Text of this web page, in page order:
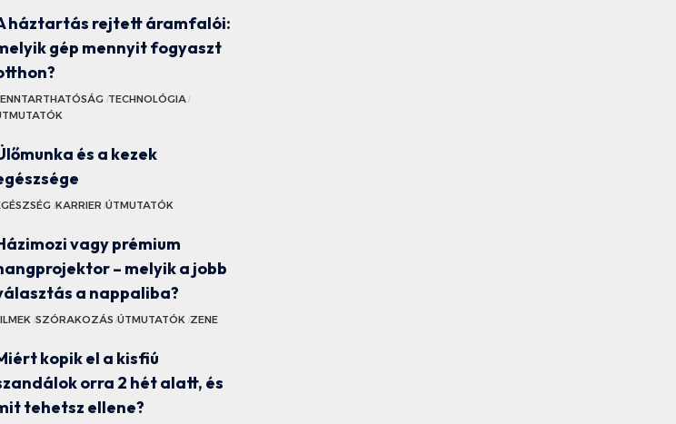
háztartás rejtett áramfalói:
gép mennyit fogyaszt
TECHNOLÓGIA
és a kezek
KARRIER ÚTMUTATÓK
vagy prémium
– melyik a jobb
a nappaliba?
SZÓRAKOZÁS ÚTMUTATÓK ZENE
kopik el a kisfiú
orra 2 hét alatt, és
tehetsz ellene?